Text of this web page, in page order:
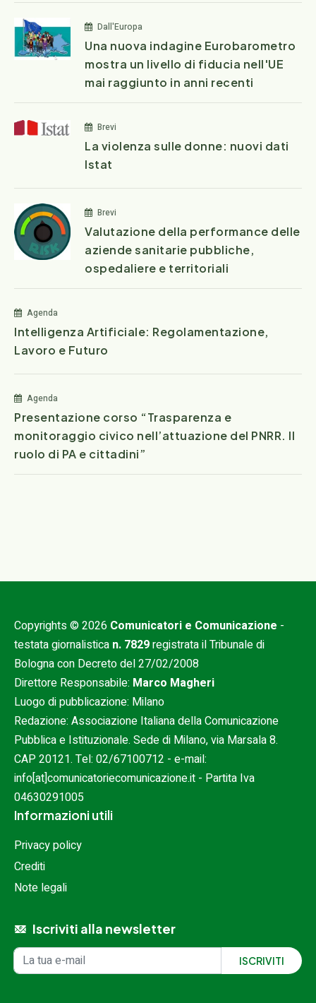
Dall'Europa
Una nuova indagine Eurobarometro
mostra un livello di fiducia nell'UE
mai raggiunto in anni recenti
Brevi
La violenza sulle donne: nuovi dati
Istat
Brevi
Valutazione della performance delle
aziende sanitarie pubbliche,
ospedaliere e territoriali
Agenda
Intelligenza Artificiale: Regolamentazione,
Lavoro e Futuro
Agenda
Presentazione corso “Trasparenza e
monitoraggio civico nell’attuazione del PNRR. Il
ruolo di PA e cittadini”
Copyrights © 2026 Comunicatori e Comunicazione -
testata giornalistica n. 7829registrata il Tribunale di
Bologna con Decreto del 27/02/2008
Direttore Responsabile: Marco Magheri
Luogo di pubblicazione: Milano
Redazione: Associazione Italiana della Comunicazione
Pubblica e Istituzionale. Sede di Milano, via Marsala 8.
CAP 20121. Tel: 02/67100712 - e-mail:
info[at]comunicatoriecomunicazione.it - Partita Iva
04630291005
Informazioni utili
Privacy policy
Crediti
Note legali
Iscriviti alla newsletter
Iscrizione alla newsletter
Indirizzo email ISCRIVITI